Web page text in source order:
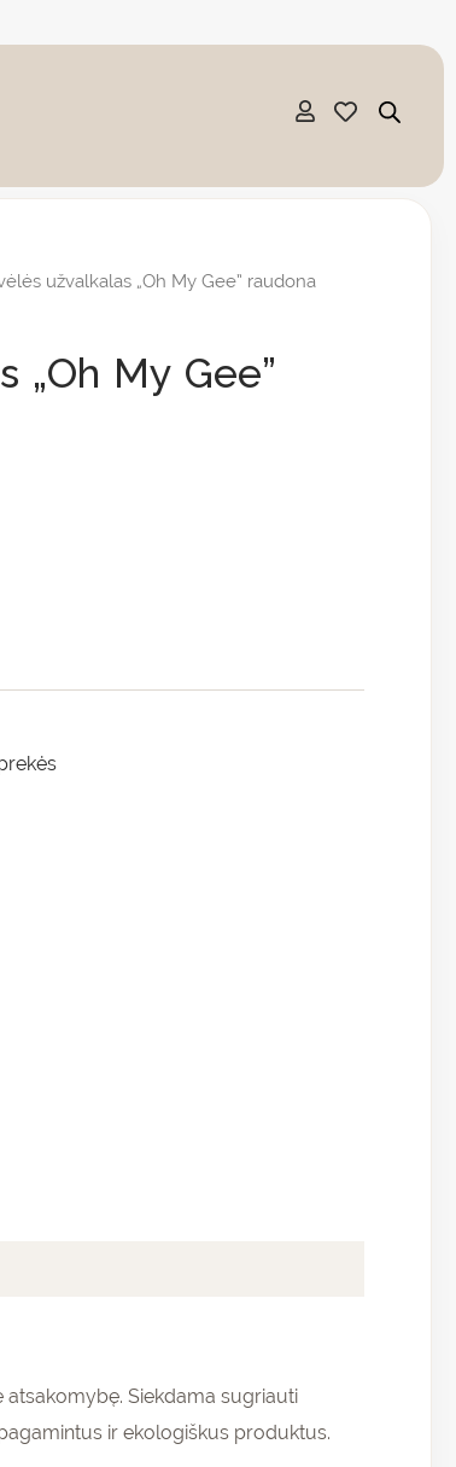
užvalkalas „Oh My Gee” raudona
„Oh My Gee”
atsakomybę. Siekdama sugriauti
ir ekologiškus produktus.